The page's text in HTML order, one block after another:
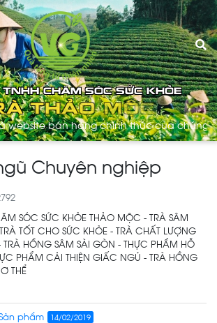
bán hàng chính thức của chúng tôi
Chuyên nghiệp
SÓC SỨC KHỎE THẢO MỘC - TRÀ SÂM
TỐT CHO SỨC KHỎE - TRÀ CHẤT LƯỢNG
HỒNG SÂM SÀI GÒN - THỰC PHẨM HỖ
PHẨM CẢI THIỆN GIẤC NGỦ - TRÀ HỒNG
THỂ
phẩm 14/02/2019